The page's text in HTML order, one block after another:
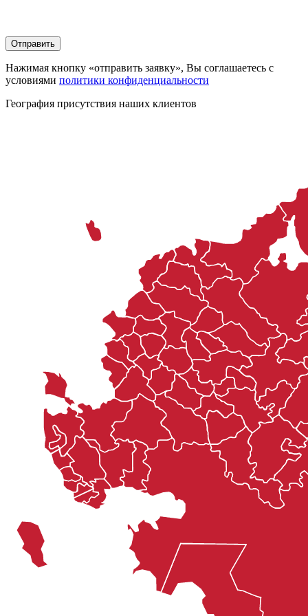
Нажимая кнопку «отправить заявку», Вы соглашаетесь с
условиями политики конфиденциальности
География присутствия наших клиентов